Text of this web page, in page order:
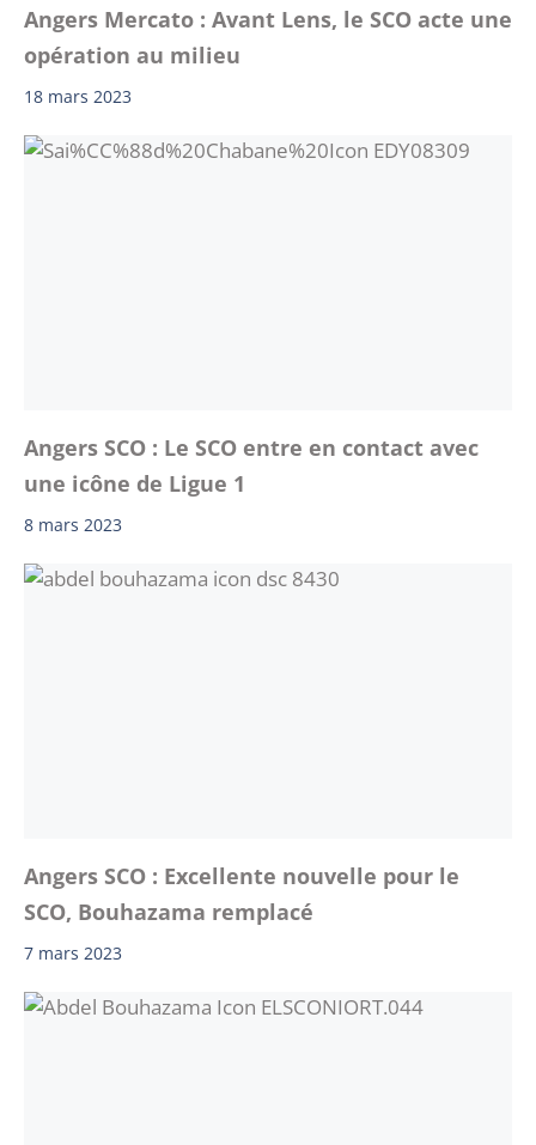
Angers Mercato : Avant Lens, le SCO acte une
opération au milieu
18 mars 2023
Angers SCO : Le SCO entre en contact avec
une icône de Ligue 1
8 mars 2023
Angers SCO : Excellente nouvelle pour le
SCO, Bouhazama remplacé
7 mars 2023